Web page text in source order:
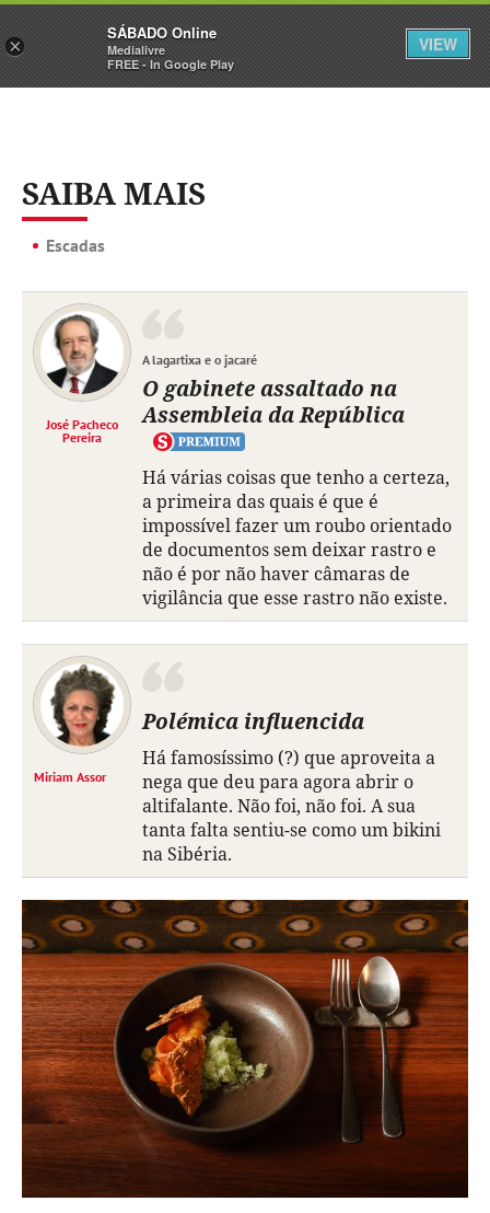
Sábado Assine Iniciar Sessão
SAIBA MAIS
Escadas
José Pacheco
Pereira
A lagartixa e o jacaré
O gabinete assaltado na
Assembleia da República
Há várias coisas que tenho a certeza,
a primeira das quais é que é
impossível fazer um roubo orientado
de documentos sem deixar rastro e
não é por não haver câmaras de
vigilância que esse rastro não existe.
Miriam Assor
Polémica influencida
Há famosíssimo (?) que aproveita a
nega que deu para agora abrir o
altifalante. Não foi, não foi. A sua
tanta falta sentiu-se como um bikini
na Sibéria.
×
SÁBADO Online
Medialivre
FREE - In Google Play
VIEW